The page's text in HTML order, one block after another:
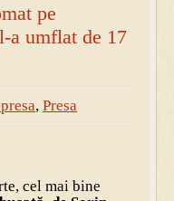
pe
a umflat de 17
, Presa
cel mai bine